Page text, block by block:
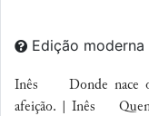
Edição
Inês Donde nace
afeição. | Inês